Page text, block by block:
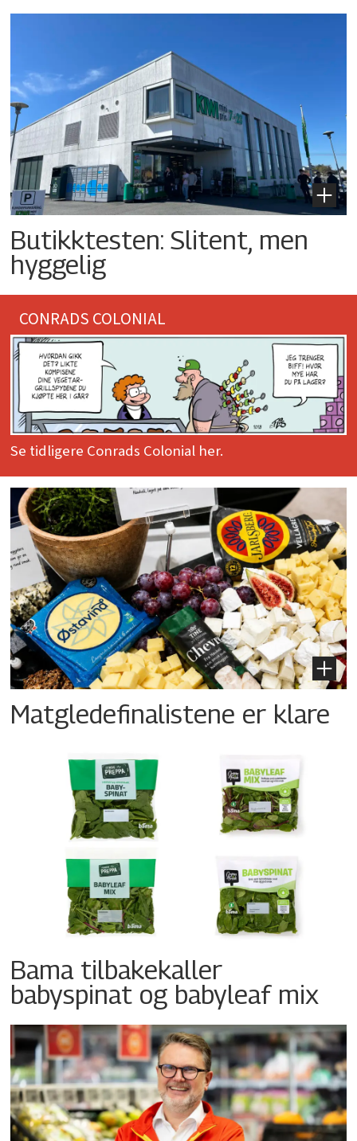
Butikktesten: Slitent, men
hyggelig
CONRADS COLONIAL
Se tidligere Conrads Colonial her.
Matgledefinalistene er klare
Bama tilbakekaller
babyspinat og babyleaf mix